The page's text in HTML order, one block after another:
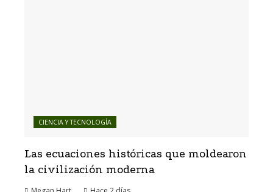
CIENCIA Y TECNOLOGÍA
Las ecuaciones históricas que moldearon
la civilización moderna